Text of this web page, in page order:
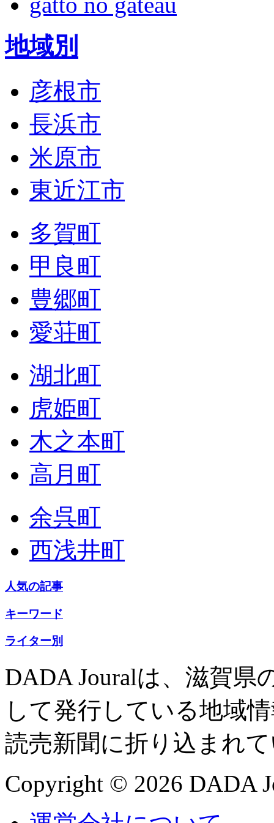
地域別
彦根市
長浜市
米原市
東近江市
多賀町
甲良町
豊郷町
愛荘町
湖北町
虎姫町
木之本町
高月町
余呉町
西浅井町
人気の記事
キーワード
ライター別
DADA Jouralは、滋賀県
して発行している地域
読売新聞に折り込まれ
Copyright © 2026 DADA